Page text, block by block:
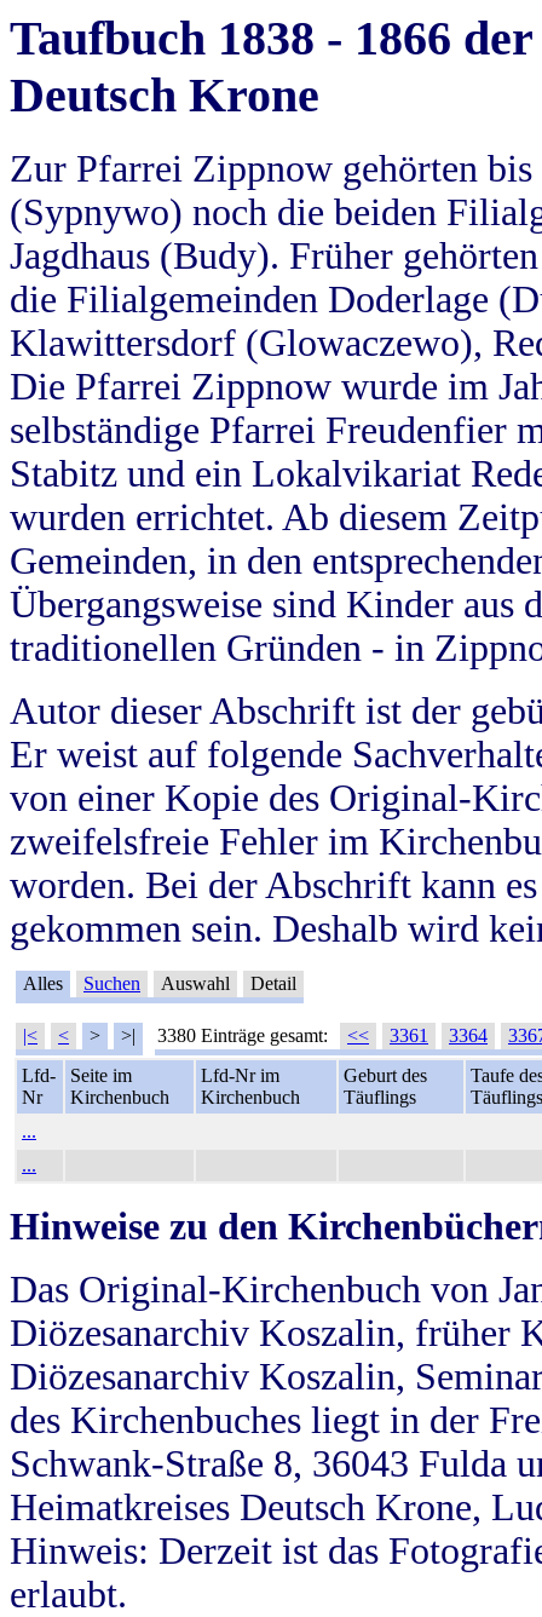
Taufbuch 1838 - 1866
Deutsch Krone
Zur Pfarrei Zippnow gehörten
(Sypnywo) noch die beiden
Jagdhaus (Budy). Früher
die Filialgemeinden Doderlage
Klawittersdorf (Glowaczewo),
Die Pfarrei Zippnow wurde im
selbständige Pfarrei Freudenfier
Stabitz und ein Lokalvikariat
wurden errichtet. Ab diesem
Gemeinden, in den
Übergangsweise sind Kinder aus
traditionellen Gründen - in
Autor dieser Abschrift ist der
Er weist auf folgende
von einer Kopie des Original-
zweifelsfreie Fehler im
worden. Bei der Abschrift kann
gekommen sein. Deshalb wird
Alles Suchen Auswahl Detail
|< < > >| 3380 Einträge gesamt: << 3361 3364
Lfd-
Nr
Seite im
Kirchenbuch
Lfd-Nr im
Kirchenbuch
Geburt des
Täuflings
Taufe
Täuflings
...
...
Hinweise zu den
Das Original-Kirchenbuch von
Diözesanarchiv Koszalin, früher
Diözesanarchiv Koszalin,
des Kirchenbuches liegt in der
Schwank-Straße 8, 36043 Fulda
Heimatkreises Deutsch Krone,
Hinweis: Derzeit ist das
erlaubt.